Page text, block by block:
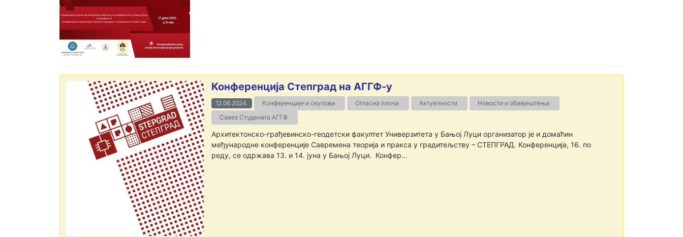
Конференција Степград на АГГФ-у
12.06.2024. Конференције и скупови Огласна плоча Актуелности
Новости и обавјештења
Савез Студената АГГФ
Архитектонско-грађевинско-геодетски факултет Универзитета у Бањој Луци организатор је и домаћин
међународне конференције Савремена теорија и пракса у градитељству – СТЕПГРАД. Конференција, 16. по
реду, се одржава 13. и 14. јуна у Бањој Луци. Конфер...